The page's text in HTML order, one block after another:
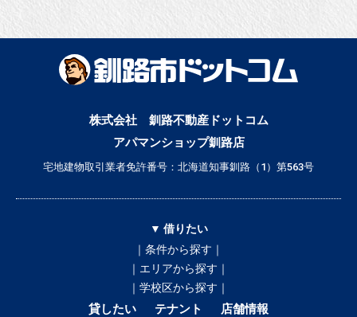
株式会社 釧路不動産ドットコム
アパマンショップ釧路店
宅地建物取引業者免許番号：北海道知事釧路（1）第563号
▼ 借りたい
｜条件から探す｜
｜エリアから探す｜
｜学校区から探す｜
貸したい テナント 店舗情報